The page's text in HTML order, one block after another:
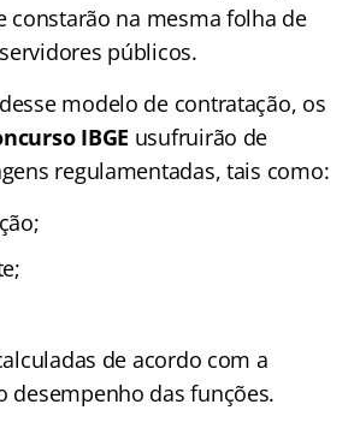
constarão na mesma folha de
públicos.
modelo de contratação, os
IBGE usufruirão de
regulamentadas, tais como:
de acordo com a
desempenho das funções.